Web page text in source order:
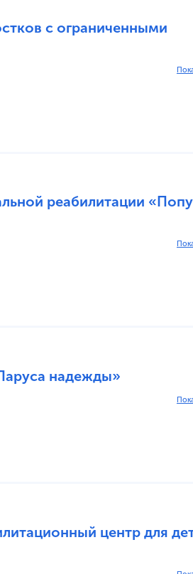
с ограниченными
реабилитации
надежды»
центр для